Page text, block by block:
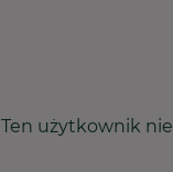
Ten użytkownik